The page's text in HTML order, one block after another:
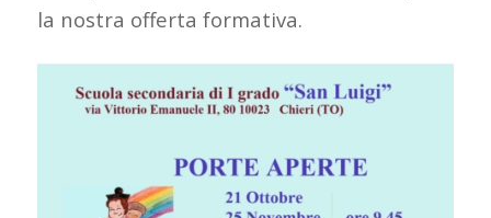
la nostra offerta formativa.